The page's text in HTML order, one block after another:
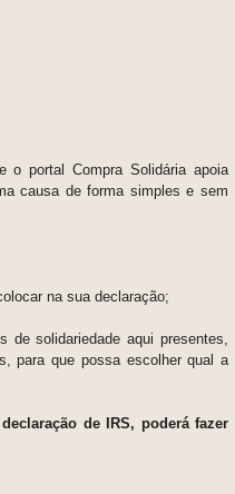
o portal Compra Solidária apoia
causa de forma simples e sem
na sua declaração;
de solidariedade aqui presentes,
para que possa escolher qual a
de IRS, poderá fazer